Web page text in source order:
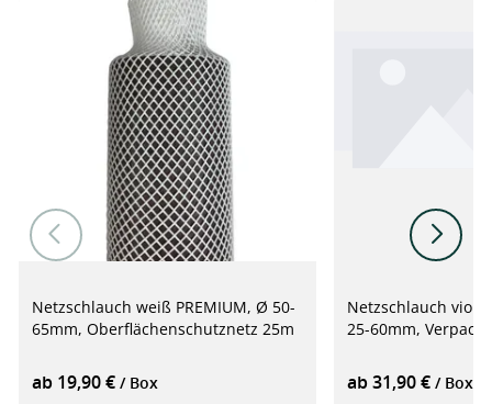
Netzschlauch weiß PREMIUM, Ø 50-
65mm, Oberflächenschutznetz 25m
ab 19,90 € / Box
Netzschlauch
25-60mm,
ab 31,90 € / Box